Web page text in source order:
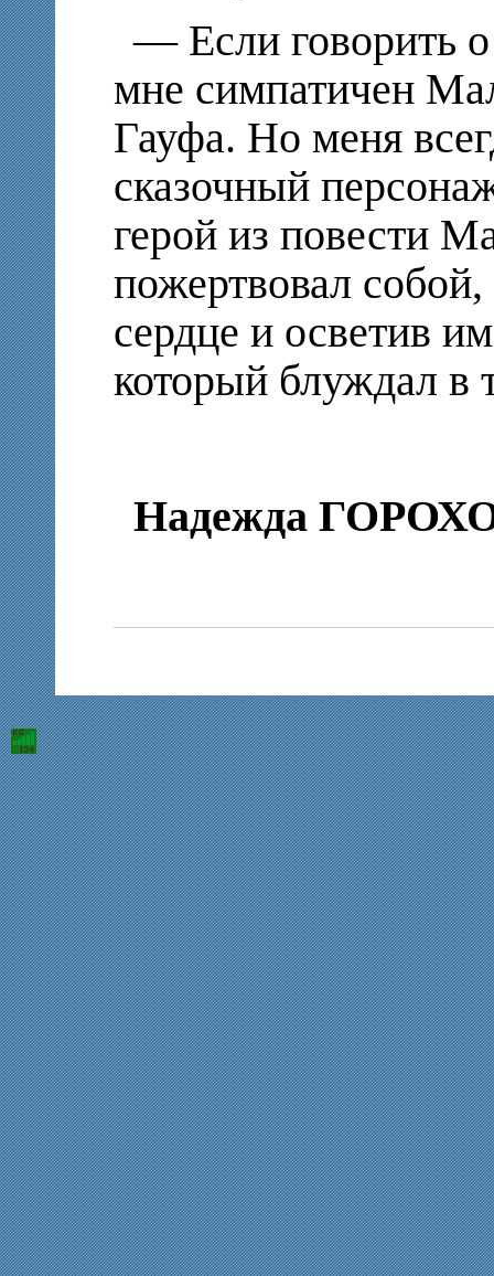
— Если говорить
мне симпатичен
Гауфа. Но меня
сказочный
герой из повести
пожертвовал
сердце и осветив
который блуждал в
Надежда